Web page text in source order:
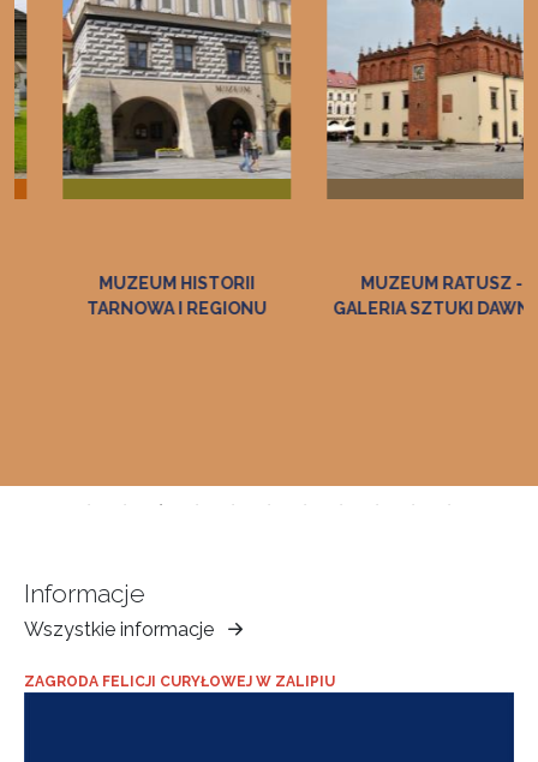
MUZEUM HISTORII
TARNOWA I REGIONU
MUZEUM RATUSZ -
GALERIA SZTUKI DAWNEJ
Informacje
Wszystkie informacje
Muzeum
Ziemi
Tarnowskiej
ZAGRODA FELICJI CURYŁOWEJ W ZALIPIU